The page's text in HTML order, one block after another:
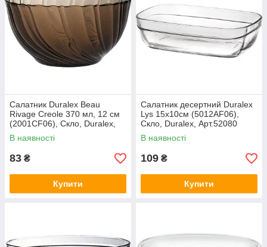
Салатник Duralex Beau
Rivage Creole 370 мл, 12 см
(2001CF06), Скло, Duralex,
Арт.52056
В наявності
83 ₴
Купити
Салатник десертний Duralex
Lys 15х10см (5012AF06),
Скло, Duralex, Арт.52080
В наявності
109 ₴
Купити